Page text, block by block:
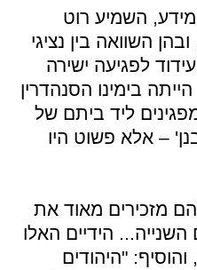
השמיע רוט
השוואה בין נציגי
לפגיעה ישירה
בימינו הסנהדרין
ליד ביתם של
– אלא פשוט היו
מזכירים מאוד את
הידיים האלו
"היהודים